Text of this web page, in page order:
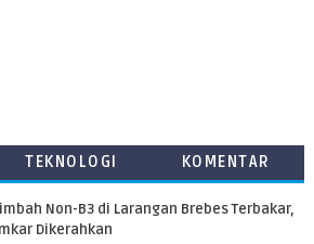
TEKNOLOGI
KOMENTAR
Non-B3 di Larangan Brebes Terbakar,
Dikerahkan